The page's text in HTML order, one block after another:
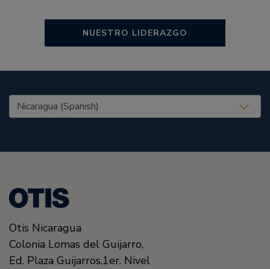
NUESTRO LIDERAZGO
United States (EN)
Otis Nicaragua
Colonia Lomas del Guijarro,
Ed. Plaza Guijarros,1er. Nivel